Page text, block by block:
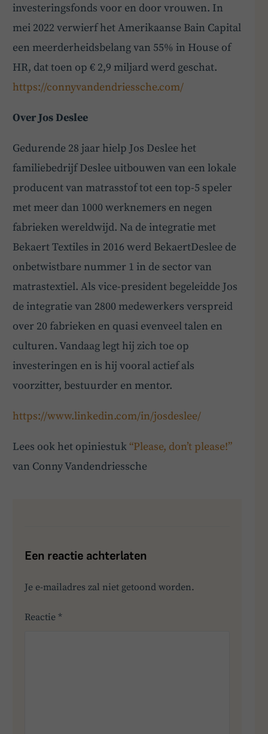
investeringsfonds voor en door vrouwen. In
mei 2022 verwierf het Amerikaanse Bain Capital
een meerderheidsbelang van 55% in House of
HR, dat toen op € 2,9 miljard werd geschat.
https://connyvandendriessche.com/
Over Jos Deslee
Gedurende 28 jaar hielp Jos Deslee het
familiebedrijf Deslee uitbouwen van een lokale
producent van matrasstof tot een top-5 speler
met meer dan 1000 werknemers en negen
fabrieken wereldwijd. Na de integratie met
Bekaert Textiles in 2016 werd BekaertDeslee de
onbetwistbare nummer 1 in de sector van
matrastextiel. Als vice-president begeleidde Jos
de integratie van 2800 medewerkers verspreid
over 20 fabrieken en quasi evenveel talen en
culturen. Vandaag legt hij zich toe op
investeringen en is hij vooral actief als
voorzitter, bestuurder en mentor.
https://www.linkedin.com/in/josdeslee/
Lees ook het opiniestuk “Please, don’t please!”
van Conny Vandendriessche
Een reactie achterlaten
Je e-mailadres zal niet getoond worden.
Reactie*